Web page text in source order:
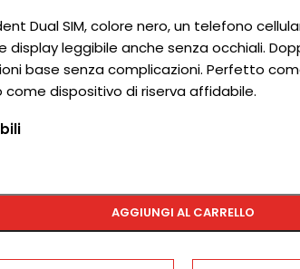
Dual SIM, colore nero, un telefono
display leggibile anche senza occhiali.
base senza complicazioni. Perfetto
come dispositivo di riserva affidabile.
AGGIUNGI AL CARRELLO